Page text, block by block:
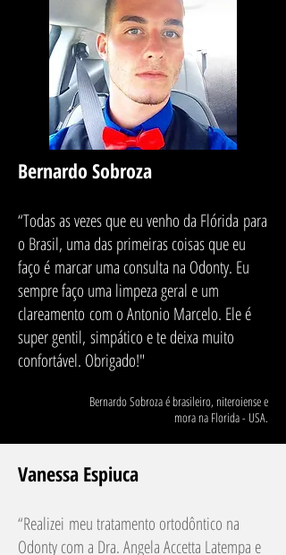
Bernardo Sobroza
“Todas as vezes que eu venho da Flórida para
o Brasil, uma das primeiras coisas que eu
faço é marcar uma consulta na Odonty. Eu
sempre faço uma limpeza geral e um
clareamento com o Antonio Marcelo. Ele é
super gentil, simpático e te deixa muito
confortável. Obrigado!"
Bernardo Sobroza é brasileiro, niteroiense e
mora na Florida - USA.
Vanessa Espiuca
“Realizei meu tratamento ortodôntico na
Odonty com a Dra. Angela Accetta Latempa e